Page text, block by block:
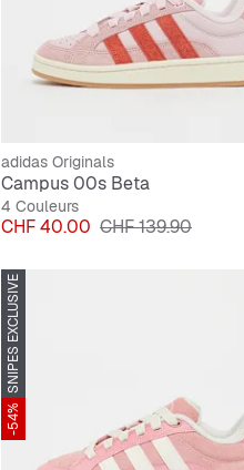
adidas Originals
Campus 00s Beta
4 Couleurs
Prix
CHF 40.00 Prix original
CHF 139.90
SNIPES EXCLUSIVE
-54%